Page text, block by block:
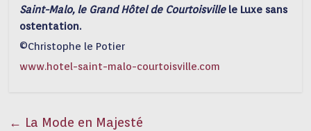
Saint-Malo, le Grand Hôtel de Courtoisville le Luxe sans
ostentation.
©Christophe le Potier
www.hotel-saint-malo-courtoisville.com
← La Mode en Majesté